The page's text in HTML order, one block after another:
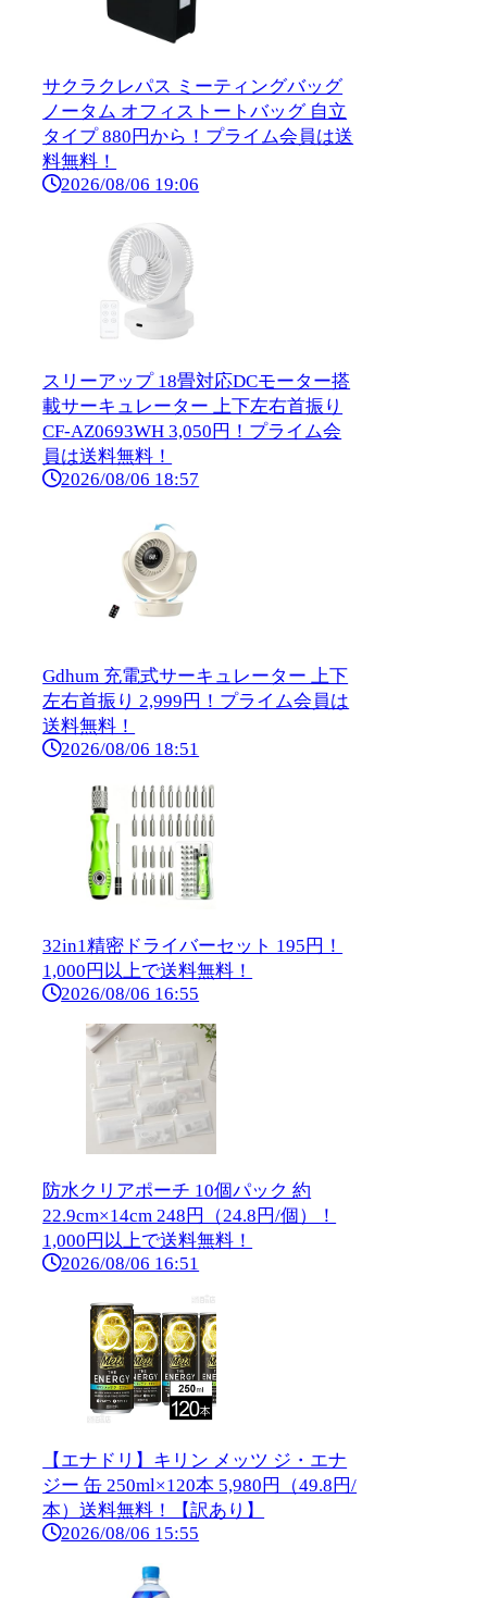
サクラクレパス ミーティングバッグ
ノータム オフィストートバッグ 自立
タイプ 880円から！プライム会員は送
料無料！
2026/08/06 19:06
スリーアップ 18畳対応DCモーター搭
載サーキュレーター 上下左右首振り
CF-AZ0693WH 3,050円！プライム会
員は送料無料！
2026/08/06 18:57
Gdhum 充電式サーキュレーター 上下
左右首振り 2,999円！プライム会員は
送料無料！
2026/08/06 18:51
32in1精密ドライバーセット 195円！
1,000円以上で送料無料！
2026/08/06 16:55
防水クリアポーチ 10個パック 約
22.9cm×14cm 248円（24.8円/個）！
1,000円以上で送料無料！
2026/08/06 16:51
【エナドリ】キリン メッツ ジ・エナ
ジー 缶 250ml×120本 5,980円（49.8円/
本）送料無料！【訳あり】
2026/08/06 15:55